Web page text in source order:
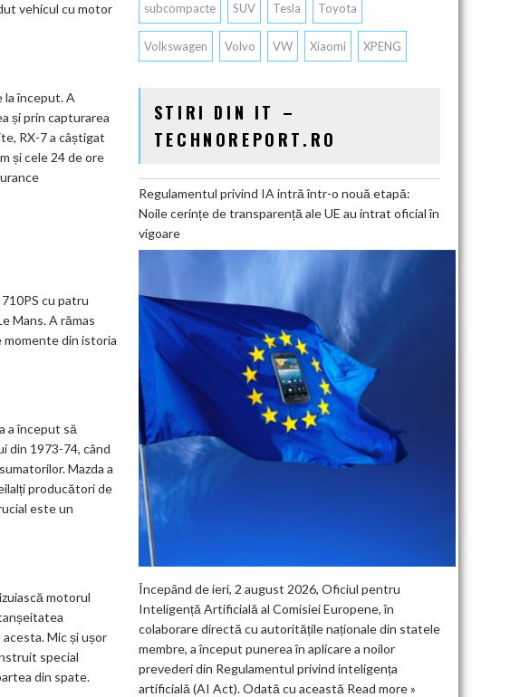
vehicul cu motor
la început. A
și prin capturarea
RX-7 a câștigat
și cele 24 de ore
cu patru
Mans. A rămas
momente din istoria
a început să
din 1973-74, când
Mazda a
producători de
este un
motorul
Mic și ușor
special
din spate.
subcompacte SUV Tesla Toyota
Volkswagen Volvo VW Xiaomi XPENG
STIRI DIN IT –
TECHNOREPORT.RO
Regulamentul privind IA intră într-o nouă etapă:
Noile cerințe de transparență ale UE au intrat oficial în
vigoare
Începând de ieri, 2 august 2026, Oficiul pentru
Inteligență Artificială al Comisiei Europene, în
colaborare directă cu autoritățile naționale din statele
membre, a început punerea în aplicare a noilor
prevederi din Regulamentul privind inteligența
artificială (AI Act). Odată cu această Read more »